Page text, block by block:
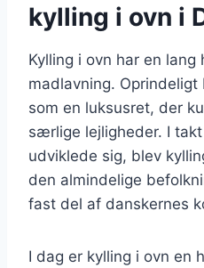
kylling i ovn i
Kylling i ovn har en lang
madlavning.
som en luksusret, der
særlige lejligheder. I
udviklede sig, blev
den almindelige
fast del af danskernes
I dag er kylling i ovn en